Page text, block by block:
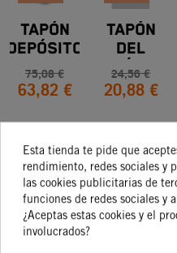
TAPÓN
DEPÓSITO
FACTORY
75,08 €
63,82 €
COMPRAR
TAPÓN
DEL
DEPÓSITO
CPL.
24,56 €
20,88 €
Esta tienda te pide que
rendimiento, redes sociales y
las cookies publicitarias de
funciones de redes sociales y
¿Aceptas estas cookies y el
involucrados?